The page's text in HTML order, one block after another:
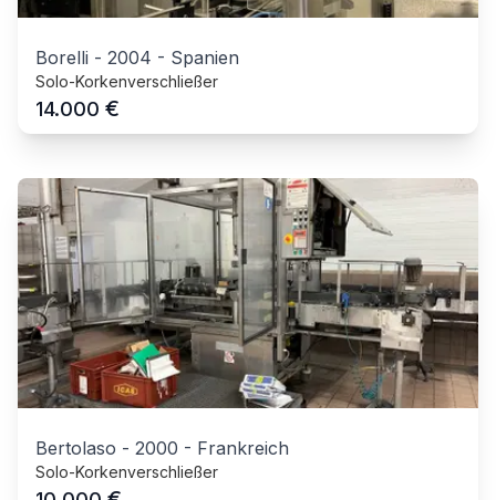
Borelli - 2004 - Spanien
Solo-Korkenverschließer
14.000 €
Bertolaso - 2000 - Frankreich
Solo-Korkenverschließer